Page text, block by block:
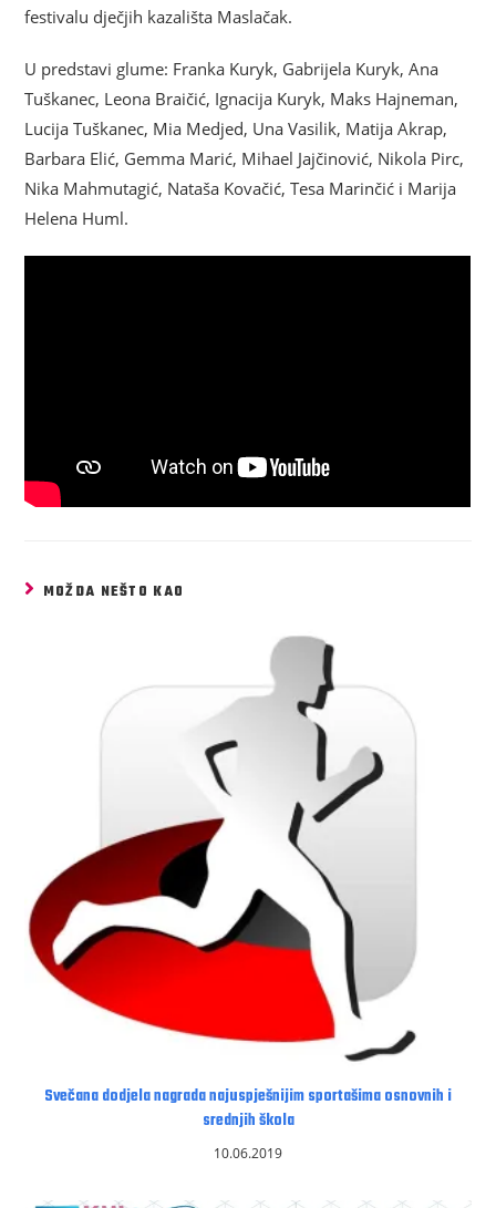
festivalu dječjih kazališta Maslačak.
U predstavi glume: Franka Kuryk, Gabrijela Kuryk, Ana
Tuškanec, Leona Braičić, Ignacija Kuryk, Maks Hajneman,
Lucija Tuškanec, Mia Medjed, Una Vasilik, Matija Akrap,
Barbara Elić, Gemma Marić, Mihael Jajčinović, Nikola Pirc,
Nika Mahmutagić, Nataša Kovačić, Tesa Marinčić i Marija
Helena Huml.
MOŽDA NEŠTO KAO
Svečana dodjela nagrada najuspješnijim sportašima osnovnih i
srednjih škola
10.06.2019